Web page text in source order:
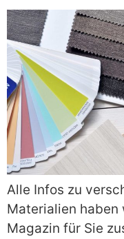
Alle Infos zu
Materialien haben
Magazin für Sie